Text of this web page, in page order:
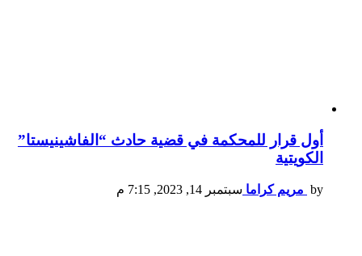
أول قرار للمحكمة في قضية حادث “الفاشينيستا”
الكويتية
by مريم كراما سبتمبر 14, 2023, 7:15 م